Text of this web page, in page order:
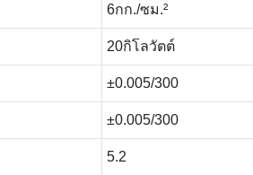
6กก./ซม.²
20กิโลวัตต์
±0.005/300
±0.005/300
5.2